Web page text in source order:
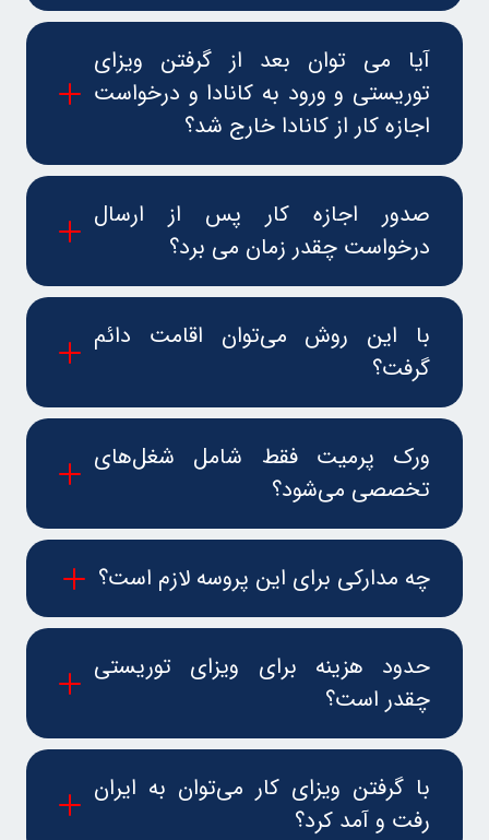
آیا می توان بعد از گرفتن ویزای
توریستی و ورود به کانادا و درخواست
اجازه کار از کانادا خارج شد؟
صدور اجازه کار پس از ارسال
درخواست چقدر زمان می برد؟
با این روش می‌توان اقامت دائم
گرفت؟
ورک پرمیت فقط شامل شغل‌های
تخصصی می‌شود؟
چه مدارکی برای این پروسه لازم است؟
حدود هزینه برای ویزای توریستی
چقدر است؟
با گرفتن ویزای کار می‌توان به ایران
رفت و آمد کرد؟